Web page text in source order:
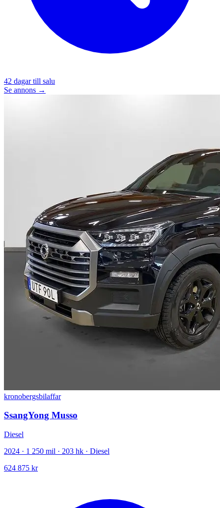
42 dagar till salu
Se annons →
kronobergsbilaffar
SsangYong Musso
Diesel
2024 · 1 250 mil · 203 hk · Diesel
624 875 kr